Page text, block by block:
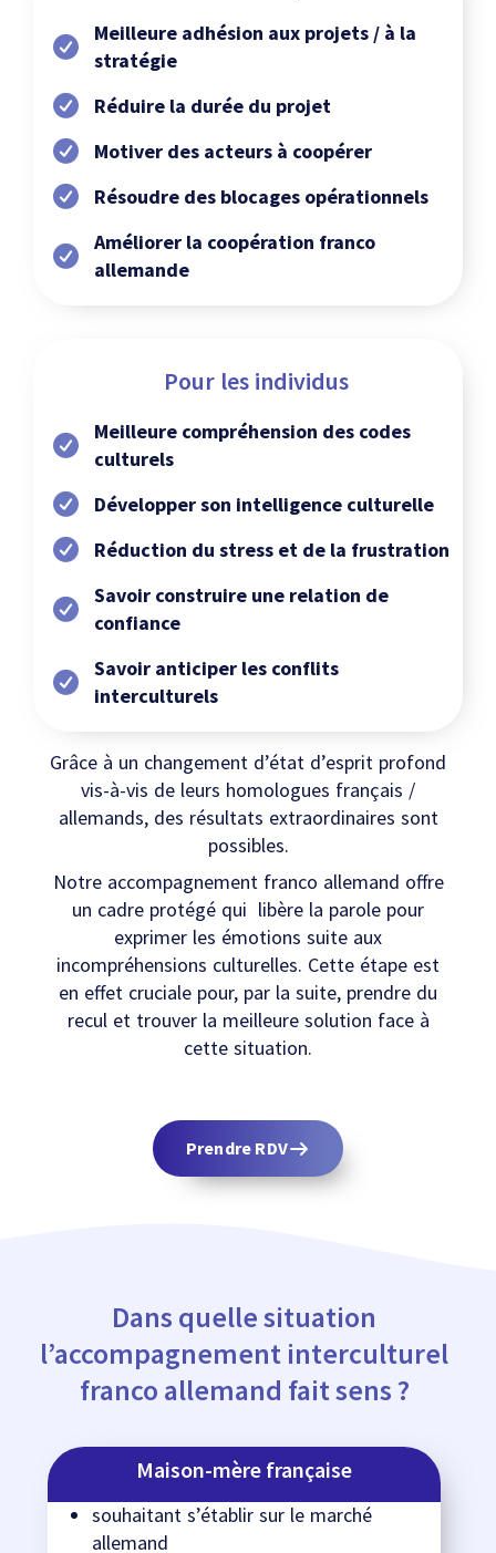
Meilleure adhésion aux projets / à la
stratégie
Réduire la durée du projet
Motiver des acteurs à coopérer
Résoudre des blocages opérationnels
Améliorer la coopération franco
allemande
Pour les individus
Meilleure compréhension des codes
culturels
Développer son intelligence culturelle
Réduction du stress et de la frustration
Savoir construire une relation de
confiance
Savoir anticiper les conflits
interculturels
Grâce à un changement d’état d’esprit profond
vis-à-vis de leurs homologues français /
allemands, des résultats extraordinaires sont
possibles.
Notre accompagnement franco allemand offre
un cadre protégé qui libère la parole pour
exprimer les émotions suite aux
incompréhensions culturelles. Cette étape est
en effet cruciale pour, par la suite, prendre du
recul et trouver la meilleure solution face à
cette situation.
Prendre RDV
Dans quelle situation
l’accompagnement interculturel
franco allemand fait sens ?
Maison-mère française
souhaitant s’établir sur le marché
allemand